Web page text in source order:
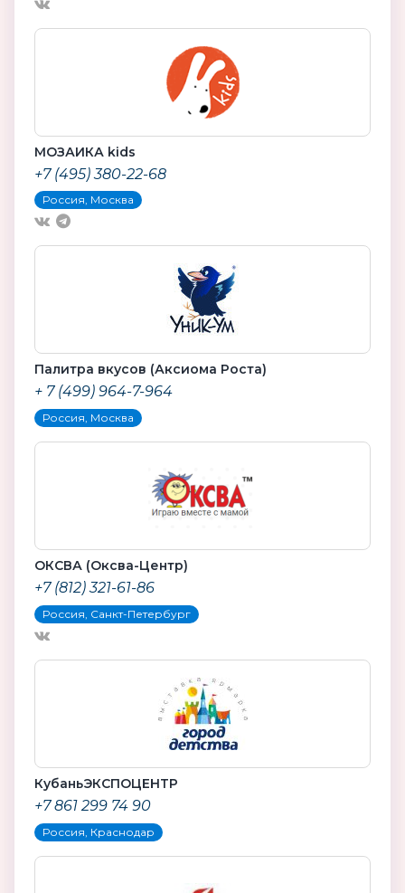
МОЗАИКА kids
+7 (495) 380-22-68
Россия, Москва
Палитра вкусов (Аксиома Роста)
+ 7 (499) 964-7-964
Россия, Москва
ОКСВА (Оксва-Центр)
+7 (812) 321-61-86
Россия, Санкт-Петербург
КубаньЭКСПОЦЕНТР
+7 861 299 74 90
Россия, Краснодар